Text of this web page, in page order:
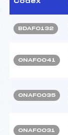
BDAF0132
ONAF0041
ONAF0035
ONAF0031